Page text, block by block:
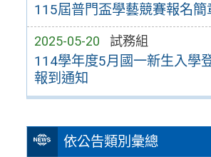
115屆普門盃學藝競賽報名簡
2025-05-20 試務組
114學年度5月國一新生入學
報到通知
依公告類別彙總